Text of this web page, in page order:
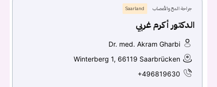
جراحة المخ والأعصاب Saarland
الدكتور أكرم غربي
Dr. med. Akram Gharbi
Winterberg 1, 66119 Saarbrücken
+496819630